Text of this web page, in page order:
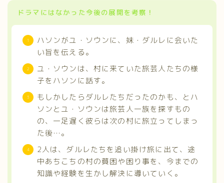
ドラマにはなかった今後の展開を考察！
ハソンがユ・ソウンに、妹・ダルレに会いた
い旨を伝える。
ユ・ソウンは、村に来ていた旅芸人たちの様
子をハソンに話す。
もしかしたらダルレたちだったのかも、とハ
ソンとユ・ソウンは旅芸人一族を探すもの
の、一足遅く彼らは次の村に旅立ってしまっ
た後…。
2人は、ダルレたちを追い掛け旅に出て、途
中あちこちの村の貧困や困り事を、今までの
知識や経験を生かし解決に導いていく。